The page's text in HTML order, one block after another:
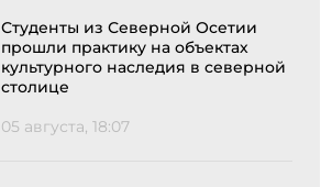
Студенты из Северной Осетии
прошли практику на объектах
культурного наследия в северной
столице
05 августа, 18:07